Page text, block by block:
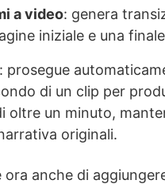
a video: genera
iniziale e una
: prosegue
di un clip per
oltre un minuto,
originali.
anche di